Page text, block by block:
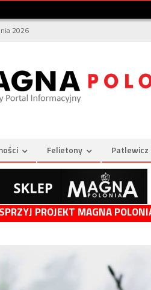
2026
Felietony Patlewicz
PROJEKT MAGNA